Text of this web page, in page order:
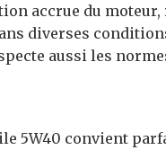
accrue du
diverses
aussi les
5W40 convient